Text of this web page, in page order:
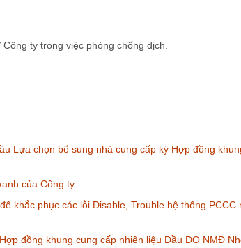
ty trong việc phòng chống dịch.
Lựa chọn bổ sung nhà cung cấp ký Hợp đồng
của Công ty
khắc phục các lỗi Disable, Trouble hệ thống PCCC
đồng khung cung cấp nhiên liệu Dầu DO NMĐ